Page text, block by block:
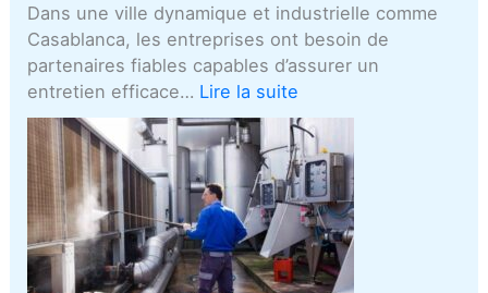
Dans une ville dynamique et industrielle comme
Casablanca, les entreprises ont besoin de
partenaires fiables capables d’assurer un
entretien efficace… Lire la suite